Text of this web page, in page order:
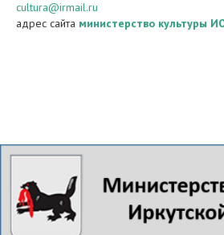
cultura@irmail.ru
адрес сайта министерство культуры